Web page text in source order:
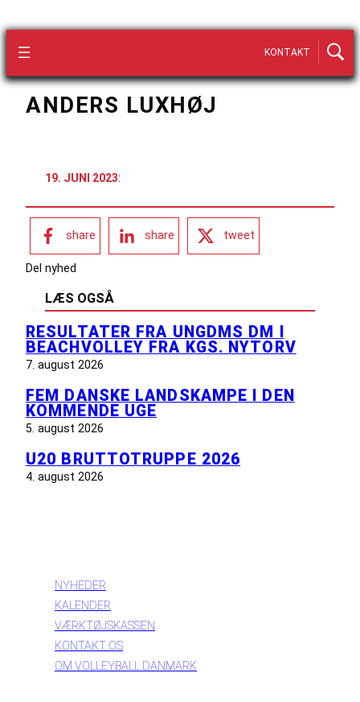
KONTAKT
ANDERS LUXHØJ
19. JUNI 2023:
share share tweet
Del nyhed
LÆS OGSÅ
RESULTATER FRA UNGDMS DM I
BEACHVOLLEY FRA KGS. NYTORV
7. august 2026
FEM DANSKE LANDSKAMPE I DEN
KOMMENDE UGE
5. august 2026
U20 BRUTTOTRUPPE 2026
4. august 2026
NYHEDER
KALENDER
VÆRKTØJSKASSEN
KONTAKT OS
OM VOLLEYBALL DANMARK